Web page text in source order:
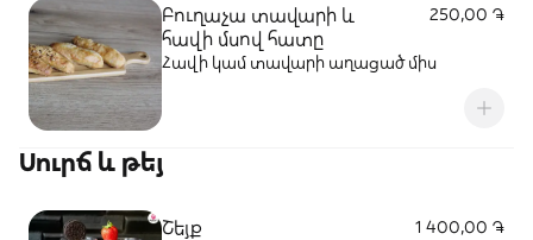
Բուղաչա տավարի և
հավի մսով հատը
250,00 ֏
Հավի կամ տավարի աղացած միս
Սուրճ և թեյ
Շեյք 1 400,00 ֏